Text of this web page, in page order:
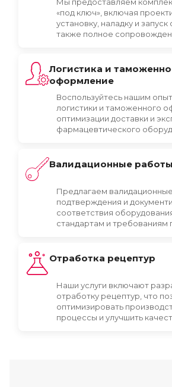
Мы предоставляем
«под ключ», включая
установку, наладку и
также полное
Логистика и
оформление
Воспользуйтесь нашим
логистики и таможенного
оптимизации доставки и
фармацевтического
Валидационные работы
Предлагаем
подтверждения и
соответствия
стандартам и требованиям
Отработка рецептур
Наши услуги включают
отработку рецептур, что
оптимизировать
процессы и улучшить